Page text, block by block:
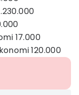
17.000
120.000